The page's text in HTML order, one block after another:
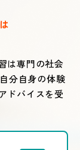
は専門の社会
分自身の体験
ドバイスを受